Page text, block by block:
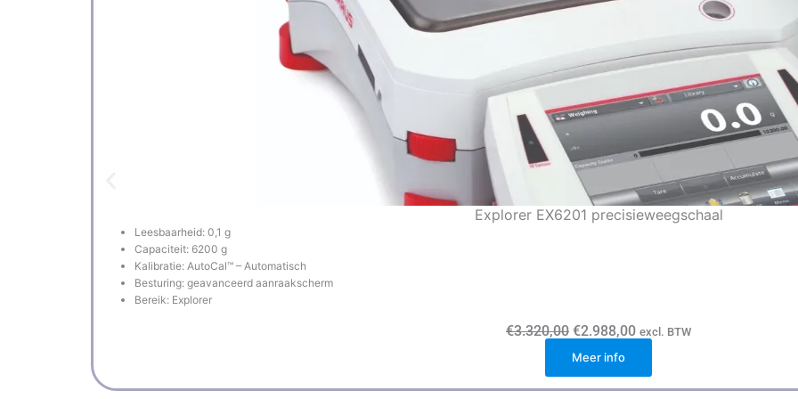
Explorer EX6201 precisieweegschaal
Leesbaarheid: 0,1 g
Capaciteit: 6200 g
Kalibratie: AutoCal™ – Automatisch
Besturing: geavanceerd aanraakscherm
Bereik: Explorer
€3.320,00 O
o
r
s
p
€2.988,00H
u
d
i
excl. BTW
Meer info